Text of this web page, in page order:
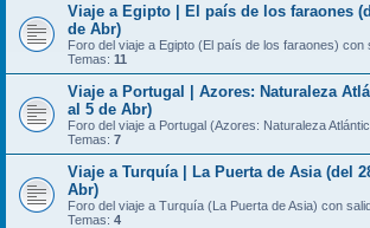
Viaje a Egipto | El país de los faraones
de Abr)
Foro del viaje a Egipto (El país de los faraones) con
Temas: 11
Viaje a Portugal | Azores: Naturaleza
al 5 de Abr)
Foro del viaje a Portugal (Azores: Naturaleza
Temas: 7
Viaje a Turquía | La Puerta de Asia (del
Abr)
Foro del viaje a Turquía (La Puerta de Asia) con
Temas: 4